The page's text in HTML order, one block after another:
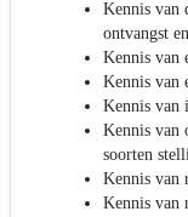
Kennis van
ontvangst
Kennis van
Kennis van
Kennis van
Kennis van
soorten
Kennis van
Kennis van